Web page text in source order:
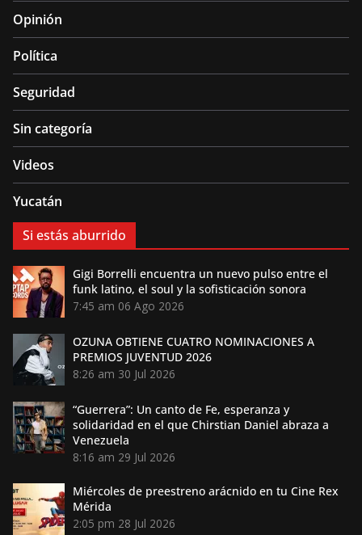
Opinión
Política
Seguridad
Sin categoría
Videos
Yucatán
Si estás aburrido
Gigi Borrelli encuentra un nuevo pulso entre el
funk latino, el soul y la sofisticación sonora
7:45 am 06 Ago 2026
OZUNA OBTIENE CUATRO NOMINACIONES A
PREMIOS JUVENTUD 2026
8:26 am 30 Jul 2026
“Guerrera”: Un canto de Fe, esperanza y
solidaridad en el que Chirstian Daniel abraza a
Venezuela
8:16 am 29 Jul 2026
Miércoles de preestreno arácnido en tu Cine Rex
Mérida
2:05 pm 28 Jul 2026